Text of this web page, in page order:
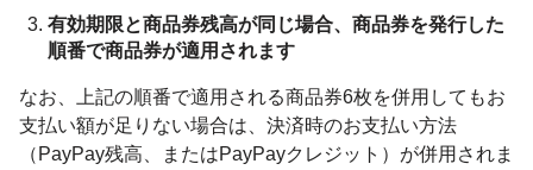
有効期限と商品券残高が同じ場合、商品券を発行した
順番で商品券が適用されます
なお、上記の順番で適用される商品券6枚を併用してもお
支払い額が足りない場合は、決済時のお支払い方法
（PayPay残高、またはPayPayクレジット）が併用されま